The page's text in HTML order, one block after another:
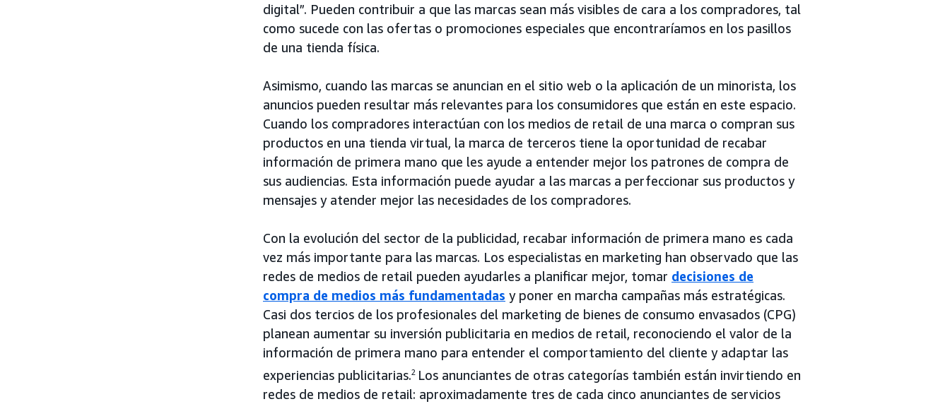
digital”. Pueden contribuir a que las marcas sean más visibles de cara a los compradores, tal
como sucede con las ofertas o promociones especiales que encontraríamos en los pasillos
de una tienda física.
Asimismo, cuando las marcas se anuncian en el sitio web o la aplicación de un minorista, los
anuncios pueden resultar más relevantes para los consumidores que están en este espacio.
Cuando los compradores interactúan con los medios de retail de una marca o compran sus
productos en una tienda virtual, la marca de terceros tiene la oportunidad de recabar
información de primera mano que les ayude a entender mejor los patrones de compra de
sus audiencias. Esta información puede ayudar a las marcas a perfeccionar sus productos y
mensajes y atender mejor las necesidades de los compradores.
Con la evolución del sector de la publicidad, recabar información de primera mano es cada
vez más importante para las marcas. Los especialistas en marketing han observado que las
redes de medios de retail pueden ayudarles a planificar mejor, tomar decisiones de
compra de medios más fundamentadas y poner en marcha campañas más estratégicas.
Casi dos tercios de los profesionales del marketing de bienes de consumo envasados (CPG)
planean aumentar su inversión publicitaria en medios de retail, reconociendo el valor de la
información de primera mano para entender el comportamiento del cliente y adaptar las
experiencias publicitarias.2 Los anunciantes de otras categorías también están invirtiendo en
redes de medios de retail: aproximadamente tres de cada cinco anunciantes de servicios